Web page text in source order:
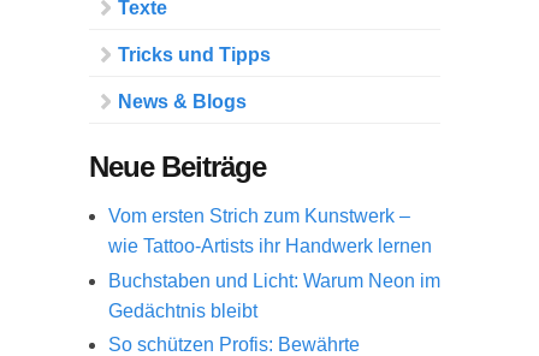
Texte
Tricks und Tipps
News & Blogs
Neue Beiträge
Vom ersten Strich zum Kunstwerk –
wie Tattoo-Artists ihr Handwerk lernen
Buchstaben und Licht: Warum Neon im
Gedächtnis bleibt
So schützen Profis: Bewährte